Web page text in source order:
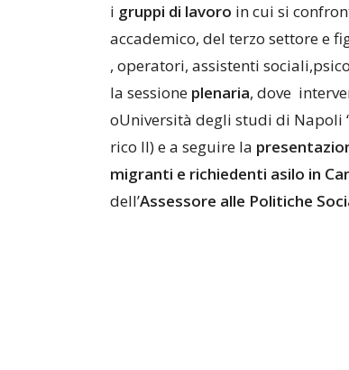
i gruppi di lavoro in cui si c
accademico, del terzo settore e
, operatori, assistenti social
la sessione plenaria, dove in
oUniversità degli studi di Napoli
rico II) e a seguire la
migranti e richiedenti asilo in
dell’Assessore alle Politiche